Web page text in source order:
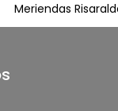
Meriendas